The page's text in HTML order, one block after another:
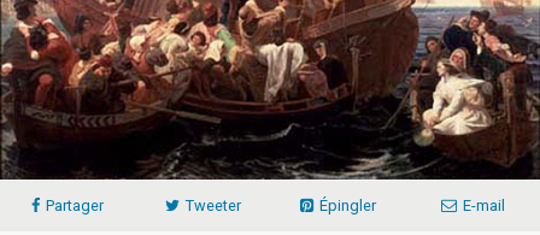
Partager Tweeter Épingler E-mail